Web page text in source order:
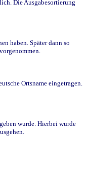
Die Ausgabesortierung
haben. Später dann so
Ortsname eingetragen.
wurde. Hierbei wurde